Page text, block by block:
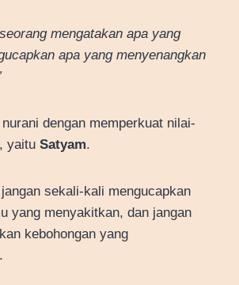
mengatakan apa yang
apa yang menyenangkan
dengan memperkuat nilai-
yaitu Satyam.
sekali-kali mengucapkan
yang menyakitkan, dan jangan
kebohongan yang